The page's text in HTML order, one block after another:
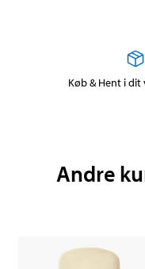
Køb & Hent i
Andre